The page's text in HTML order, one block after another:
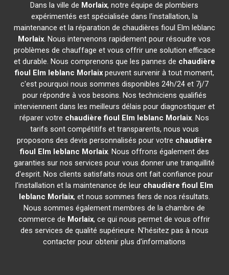
Dans la ville de Morlaix, notre équipe de plombiers
expérimentés est spécialisée dans l'installation, la
maintenance et la réparation de chaudières fioul Elm leblanc
Morlaix. Nous intervenons rapidement pour résoudre vos
problèmes de chauffage et vous offrir une solution efficace
et durable. Nous comprenons que les pannes de chaudière
fioul Elm leblanc Morlaixpeuvent survenir à tout moment,
c'est pourquoi nous sommes disponibles 24h/24 et 7j/7
pour répondre à vos besoins. Nos techniciens qualifiés
interviennent dans les meilleurs délais pour diagnostiquer et
réparer votre chaudière fioul Elm leblanc Morlaix. Nos
tarifs sont compétitifs et transparents, nous vous
proposons des devis personnalisés pour votre chaudière
fioul Elm leblanc Morlaix. Nous offrons également des
garanties sur nos services pour vous donner une tranquillité
d'esprit. Nos clients satisfaits nous ont fait confiance pour
l'installation et la maintenance de leur chaudière fioul Elm
leblanc Morlaix, et nous sommes fiers de nos résultats.
Nous sommes également membres de la chambre de
commerce de Morlaix, ce qui nous permet de vous offrir
des services de qualité supérieure. N'hésitez pas à nous
contacter pour obtenir plus d'informations